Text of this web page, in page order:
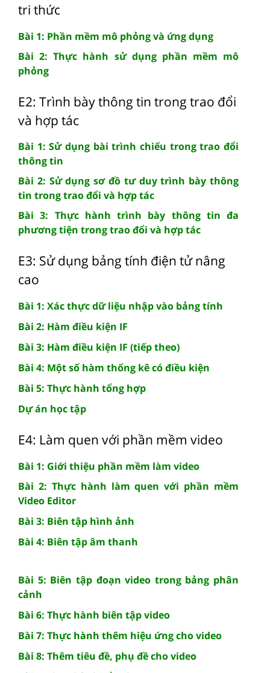
tri thức
Bài 1: Phần mềm mô phỏng và ứng dụng
Bài 2: Thực hành sử dụng phần mềm mô
phỏng
E2: Trình bày thông tin trong trao đổi
và hợp tác
Bài 1: Sử dụng bài trình chiếu trong trao đổi
thông tin
Bài 2: Sử dụng sơ đồ tư duy trình bày thông
tin trong trao đổi và hợp tác
Bài 3: Thực hành trình bày thông tin đa
phương tiện trong trao đổi và hợp tác
E3: Sử dụng bảng tính điện tử nâng
cao
Bài 1: Xác thực dữ liệu nhập vào bảng tính
Bài 2: Hàm điều kiện IF
Bài 3: Hàm điều kiện IF (tiếp theo)
Bài 4: Một số hàm thống kê có điều kiện
Bài 5: Thực hành tổng hợp
Dự án học tập
E4: Làm quen với phần mềm video
Bài 1: Giới thiệu phần mềm làm video
Bài 2: Thực hành làm quen với phần mềm
Video Editor
Bài 3: Biên tập hình ảnh
Bài 4: Biên tập âm thanh
Bài 5: Biên tập đoạn video trong bảng phân
cảnh
Bài 6: Thực hành biên tập video
Bài 7: Thực hành thêm hiệu ứng cho video
Bài 8: Thêm tiêu đề, phụ đề cho video